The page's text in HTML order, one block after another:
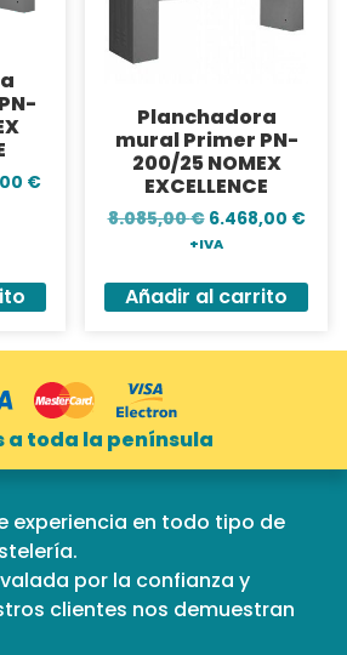
€
Planchadora
mural Primer PN-
200/25 NOMEX
EXCELLENCE
8.085,00€ 6.468,00 €
+IVA
Añadir al carrito
a toda la península
experiencia en todo tipo de
por la confianza y
clientes nos demuestran